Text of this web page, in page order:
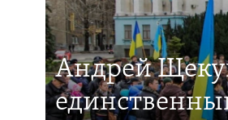
Андрей